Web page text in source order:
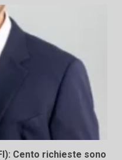
Cento richieste sono